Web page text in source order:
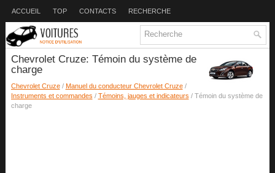
ACCUEIL TOP CONTACTS RECHERCHE
Chevrolet Cruze: Témoin du système de
charge
Chevrolet Cruze/ Manuel du conducteur Chevrolet Cruze/
Instruments et commandes / Témoins, jauges et indicateurs / Témoin du système de
charge